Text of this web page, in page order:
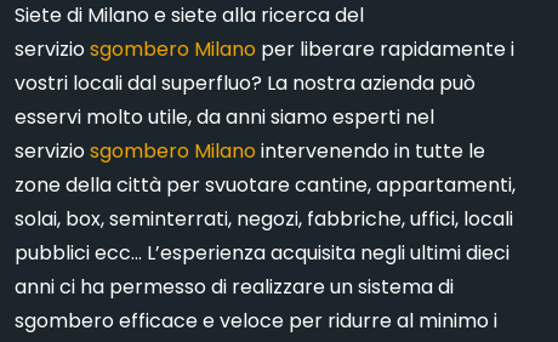
Siete di Milano e siete alla ricerca del
serviziosgombero Milano per liberare rapidamente i
vostri locali dal superfluo? La nostra azienda può
esservi molto utile, da anni siamo esperti nel
serviziosgombero Milanointervenendo in tutte le
zone della città per svuotare cantine, appartamenti,
solai, box, seminterrati, negozi, fabbriche, uffici, locali
pubblici ecc… L’esperienza acquisita negli ultimi dieci
anni ci ha permesso di realizzare un sistema di
sgombero efficace e veloce per ridurre al minimo i